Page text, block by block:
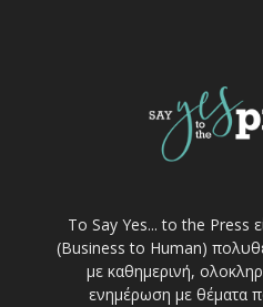
Το Say Yes... to the Press
(Business to Human)
με καθημερινή,
ενημέρωση με θέματα